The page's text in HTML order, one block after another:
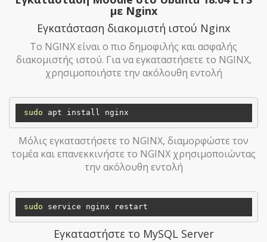
με Nginx
Εγκατάσταση διακομιστή ιστού Nginx
Το NGINX είναι ο πιο δημοφιλής και ασφαλής
διακομιστής ιστού. Για να εγκαταστήσετε το NGINX,
χρησιμοποιήστε την ακόλουθη εντολή
sudo
Μόλις εγκαταστήσετε το NGINX, διαμορφώστε τον
τομέα και επανεκκινήστε το NGINX χρησιμοποιώντας
την ακόλουθη εντολή
sudo
Εγκαταστήστε το MySQL Server